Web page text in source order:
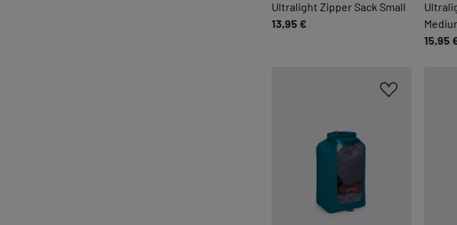
Funktionen und sind für
Onlineshops erforderlich.
möglichst komfortabel
Cookie-
EXTERN
Ultralight Zipper Sack Small
13,95 €
15,95